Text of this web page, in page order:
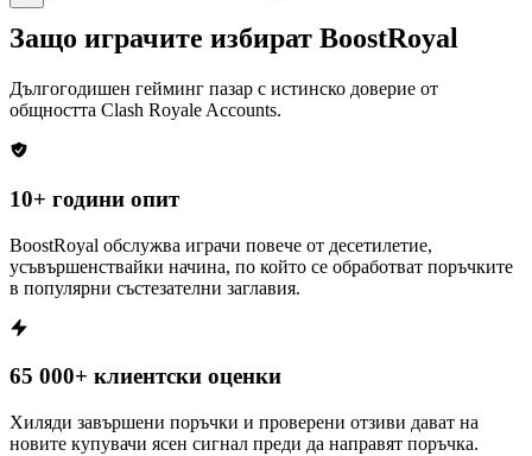
Защо играчите избират BoostRoyal
Дългогодишен гейминг пазар с истинско доверие от
общността Clash Royale Accounts.
10+ години опит
BoostRoyal обслужва играчи повече от десетилетие,
усъвършенствайки начина, по който се обработват поръчките
в популярни състезателни заглавия.
65 000+ клиентски оценки
Хиляди завършени поръчки и проверени отзиви дават на
новите купувачи ясен сигнал преди да направят поръчка.